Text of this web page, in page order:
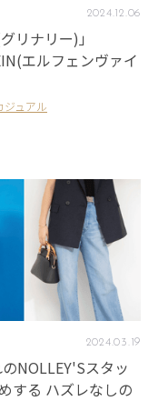
2024.12 .06
リナリー)」
エルフェンヴァイ
ジュアル
2024.03 .19
NOLLEY'Sスタッ
する ハズレなしの